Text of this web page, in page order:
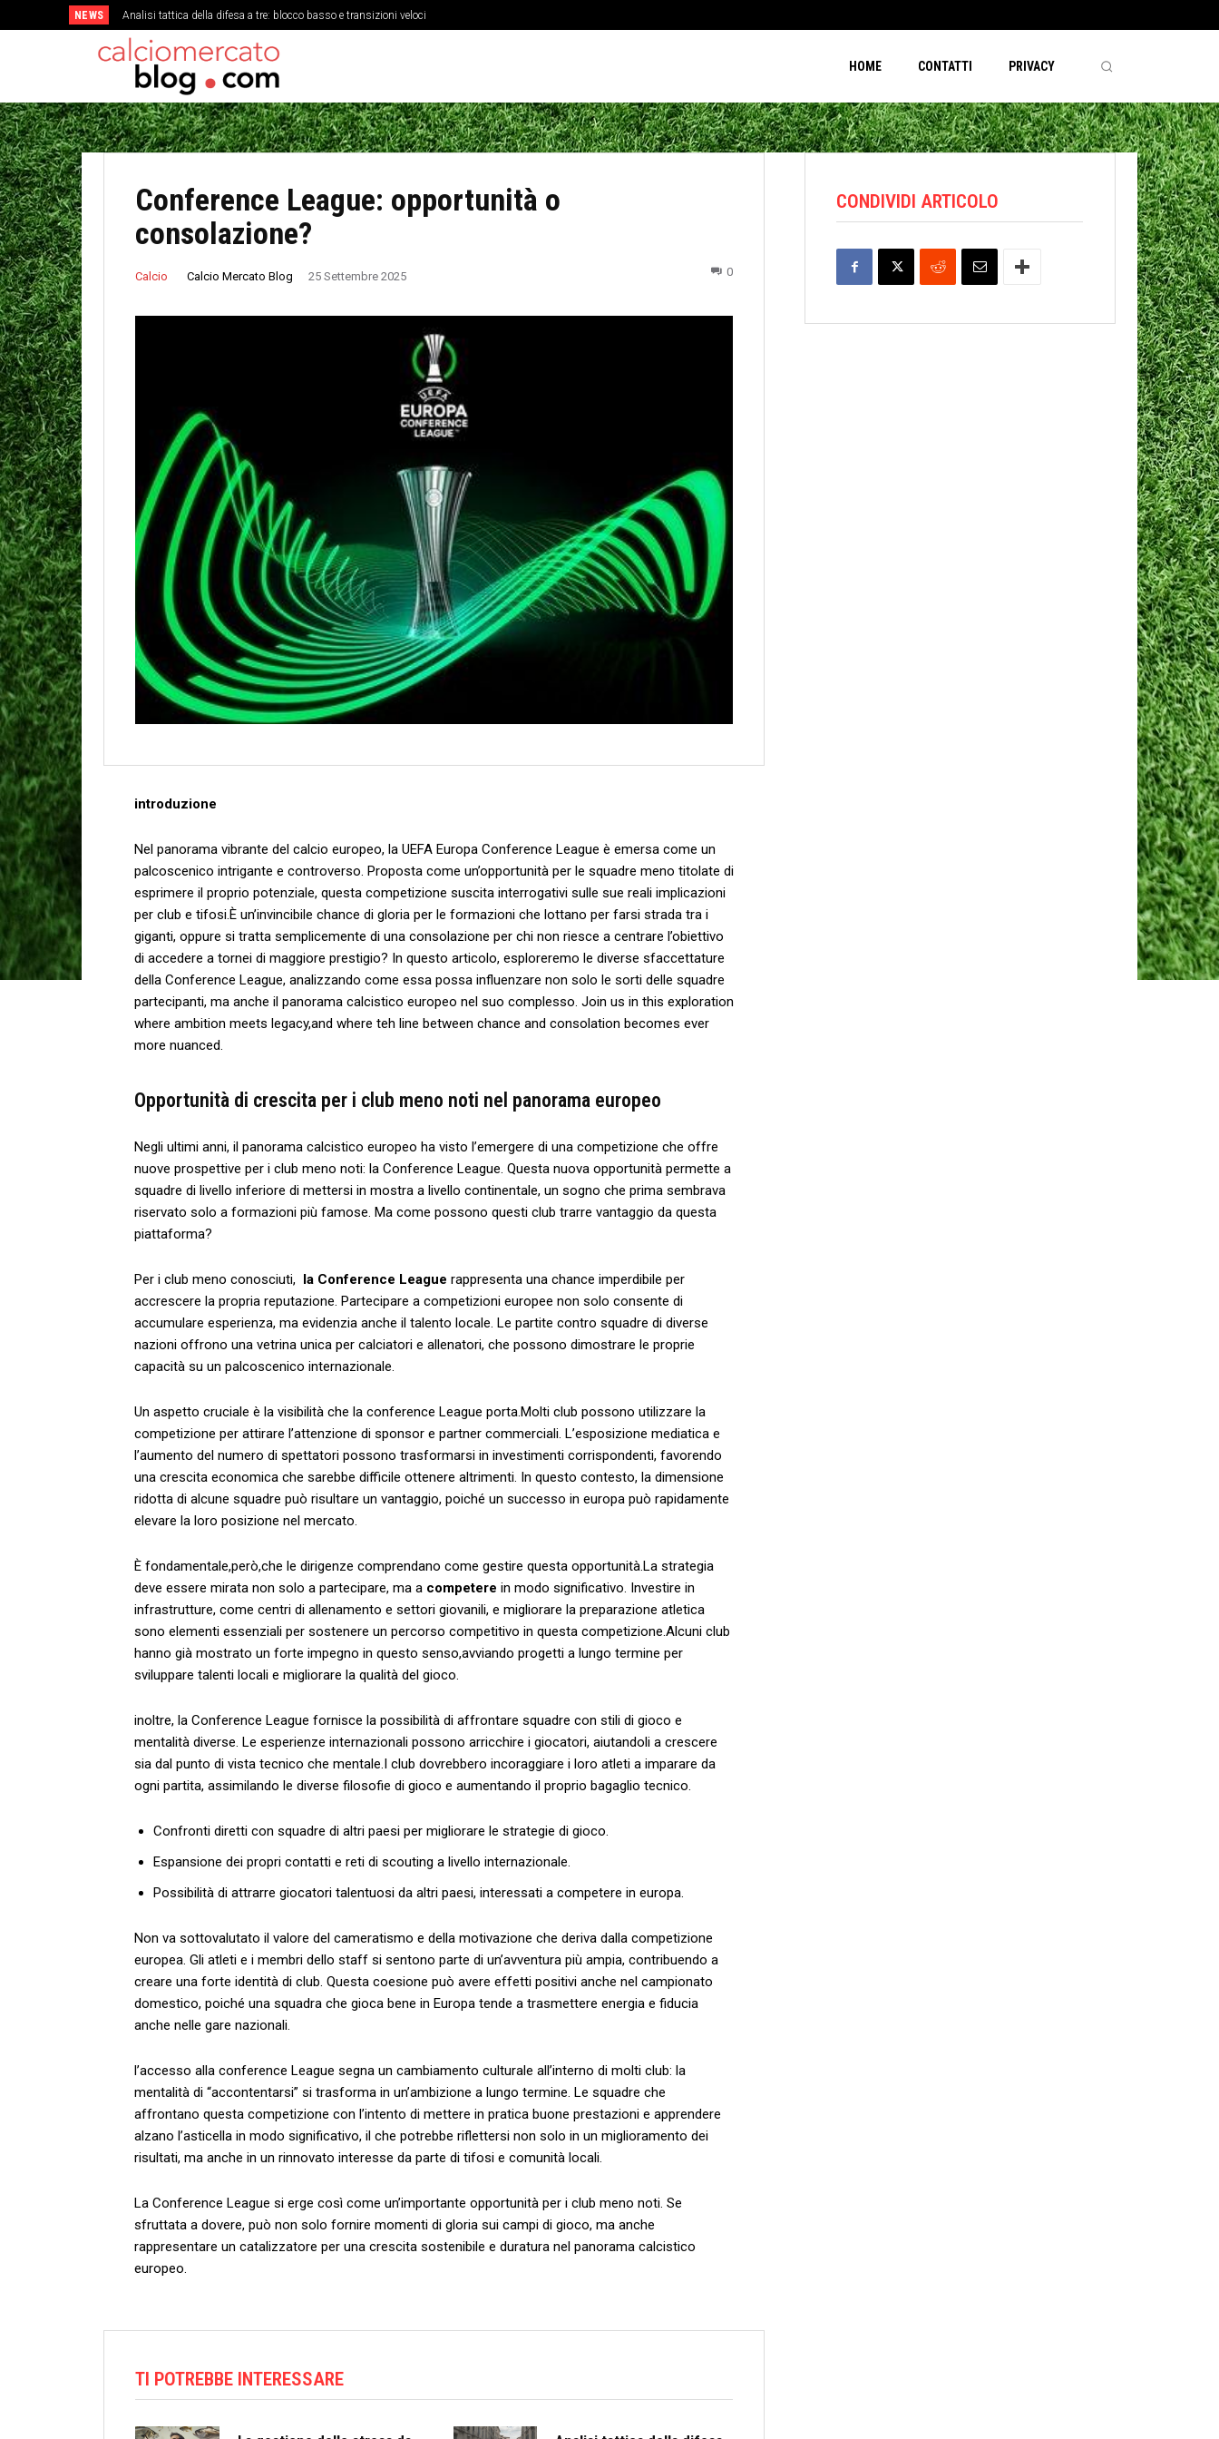
NEWS Analisi tattica della difesa a tre: blocco basso e transizioni veloci
Come la stanchezza mentale influisce sulla precisione dei passaggi a fine partita
HOME CONTATTI PRIVACY
Conference League: opportunità o
consolazione?
Calcio Calcio Mercato Blog 25 Settembre 2025 0
introduzione
Nel panorama vibrante del‍ calcio‍ europeo, la ​UEFA⁣ Europa ⁣Conference⁤ League è emersa come un‍
palcoscenico ​intrigante e controverso. Proposta come ⁣un’opportunità per⁢ le squadre meno titolate ⁤di
esprimere⁣ il proprio potenziale, questa competizione ‌suscita interrogativi sulle sue reali implicazioni
per‌ club e tifosi.È un’invincibile chance di gloria⁣ per le formazioni che lottano⁢ per ‌farsi ⁤strada tra i⁤
giganti, oppure si tratta semplicemente di una consolazione per ⁢chi​ non riesce ‍a centrare l’obiettivo
di accedere‌ a‍ tornei di maggiore prestigio? In questo articolo,‍ esploreremo le​ diverse​ sfaccettature
della Conference League, analizzando come essa possa‍ influenzare non‍ solo le sorti ⁤delle squadre
partecipanti,⁤ ma anche ⁢il panorama calcistico europeo nel suo complesso. Join us in this exploration
where‍ ambition ​meets ⁤legacy,and where ‌teh line between chance and‍ consolation becomes ever
more nuanced.
Opportunità di crescita per‌ i club ‌meno ​noti ⁣nel panorama europeo
Negli ultimi anni, il panorama calcistico europeo ha visto‍ l’emergere⁤ di una⁤ competizione ‍che offre
nuove ‌prospettive per​ i club meno noti: la Conference ‍League. Questa ⁤nuova‌ opportunità⁤ permette a
⁣squadre ‍di livello⁤ inferiore di mettersi ‌in mostra a livello continentale, un sogno‌ che prima sembrava
riservato solo ​a formazioni più ​famose. Ma ⁤come‍ possono questi⁤ club trarre ⁤vantaggio ⁤da questa‌
piattaforma?
Per i ‍club ‍meno ⁢conosciuti, ​ la Conference League rappresenta una⁢ chance imperdibile per
accrescere la propria reputazione. Partecipare a ‌competizioni europee non ‌solo consente‍ di
accumulare esperienza, ma evidenzia anche⁢ il talento locale. Le partite‍ contro squadre di⁢ diverse
nazioni offrono una vetrina unica per calciatori e allenatori, che possono ⁤dimostrare le proprie
capacità ‌su un palcoscenico internazionale.
Un ⁣aspetto​ cruciale ‍è la visibilità che la conference League porta.Molti club possono ‍utilizzare​ la
competizione per‍ attirare l’attenzione di ‍sponsor e partner commerciali.⁣ L’esposizione ‍mediatica e
l’aumento del numero di spettatori possono trasformarsi in ​investimenti corrispondenti, favorendo‍
una⁣ crescita economica che sarebbe difficile ottenere ⁢altrimenti. In questo contesto, la dimensione
ridotta di alcune squadre può risultare un⁤ vantaggio, poiché​ un⁣ successo‌ in europa può ⁤rapidamente⁤
elevare ‌la loro posizione ⁤nel mercato.
È fondamentale,però,che le dirigenze comprendano come gestire questa opportunità.La strategia
deve ⁣essere mirata non solo a ⁣partecipare, ma a competere in modo significativo. Investire⁢ in
infrastrutture, come centri di ⁢allenamento e settori giovanili, e ⁣migliorare ​la ⁤preparazione atletica
sono ⁤elementi ‍essenziali‌ per sostenere⁣ un percorso competitivo in ‍questa competizione.Alcuni club
⁢hanno già mostrato un forte ⁢impegno in questo ‍senso,avviando progetti⁤ a ​lungo termine per​
sviluppare talenti locali e migliorare la ​qualità ⁤del gioco.
inoltre,‍ la Conference League fornisce la ‌possibilità⁤ di affrontare squadre⁣ con stili di gioco e
mentalità diverse. Le esperienze internazionali possono arricchire i giocatori, aiutandoli a crescere
sia⁤ dal punto⁢ di⁣ vista tecnico che mentale.I⁤ club⁣ dovrebbero incoraggiare i loro ​atleti a imparare da
ogni partita, assimilando le diverse filosofie di gioco e ⁣aumentando ⁣il proprio bagaglio tecnico.
Confronti⁢ diretti con squadre di altri⁤ paesi ⁤per migliorare le‌ strategie⁣ di‌ gioco.
Espansione dei propri contatti⁢ e reti di scouting a livello internazionale.
Possibilità di attrarre ‌giocatori talentuosi da‍ altri paesi, interessati a competere in⁢ europa.
Non va ⁤sottovalutato il valore⁤ del ⁣cameratismo e della motivazione ⁣che deriva dalla competizione
europea.⁢ Gli atleti e i membri ⁢dello staff⁣ si sentono​ parte ‌di⁤ un’avventura più ampia,​ contribuendo a
creare una forte identità⁣ di club. Questa‌ coesione può avere ‌effetti positivi ⁤anche nel‍ campionato
‌domestico, poiché una⁤ squadra⁣ che ⁢gioca ‍bene in Europa tende a trasmettere⁢ energia​ e fiducia
‍anche nelle gare‌ nazionali.
l’accesso alla conference ​League segna un ‌cambiamento⁤ culturale ‌all’interno di molti ⁣club: la⁣
mentalità di “accontentarsi” si trasforma in un’ambizione a lungo termine. Le squadre⁤ che
affrontano questa competizione con l’intento di mettere ‌in pratica buone prestazioni ‌e⁢ apprendere ​
alzano‍ l’asticella in modo significativo, il ⁤che potrebbe riflettersi non solo in un miglioramento‍ dei
risultati,⁣ ma anche in un rinnovato interesse​ da⁢ parte di tifosi‌ e comunità ​locali.
La​ Conference ⁣League si erge ⁤così‍ come un’importante opportunità per i club meno ​noti. Se
sfruttata⁢ a ​dovere, può ⁢non solo fornire ⁤momenti di gloria sui ‌campi ⁣di gioco, ma anche
rappresentare un catalizzatore per una crescita⁤ sostenibile e duratura nel panorama calcistico
europeo.
TI POTREBBE INTERESSARE
CONDIVIDI ARTICOLO